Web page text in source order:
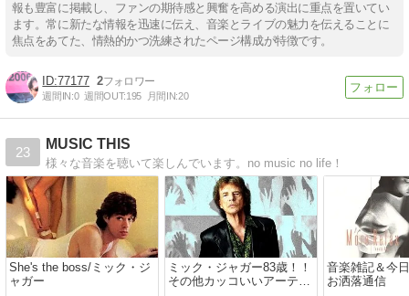
報も豊富に掲載し、ファンの期待感と興奮を高める演出に重点を置いてい
ます。常に新たな情報を迅速に伝え、音楽とライブの魅力を伝えることに
焦点をあてた、情熱的かつ洗練されたページ構成が特徴です。
77177 2
週間IN:0 週間OUT:195 月間IN:20
23
MUSIC THIS
様々な音楽を聴いて楽しんでいます。no music no life！
She's the boss/ミック・ジ
ャガー
ミック・ジャガー83歳！！
その他カッコいいアーティ
音楽雑記＆今
お洒落通信